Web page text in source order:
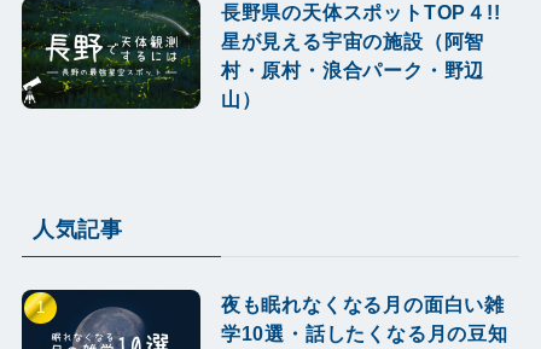
長野県の天体スポットTOP４!!
星が見える宇宙の施設（阿智
村・原村・浪合パーク・野辺
山）
人気記事
夜も眠れなくなる月の面白い雑
学10選・話したくなる月の豆知